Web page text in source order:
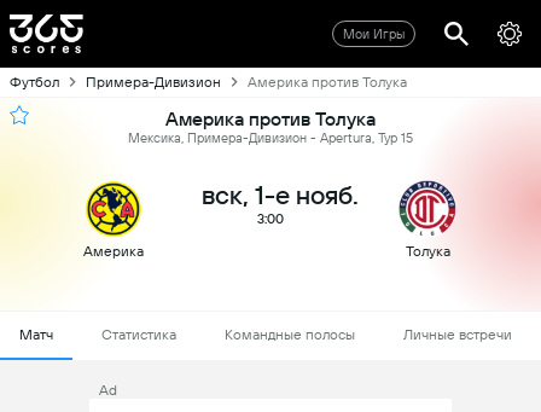
Мои Игры
Футбол Примера-Дивизион Америка против Толука
Америка против Толука
Мексика, Примера-Дивизион - Apertura, Тур 15
Америка
вск, 1-е нояб.
3:00
Толука
Матч Статистика Командные полосы Личные встречи
Ad